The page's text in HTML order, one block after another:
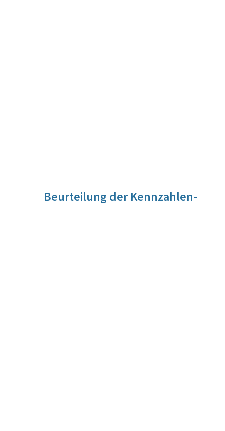
Beurteilung der Kennzahlen-